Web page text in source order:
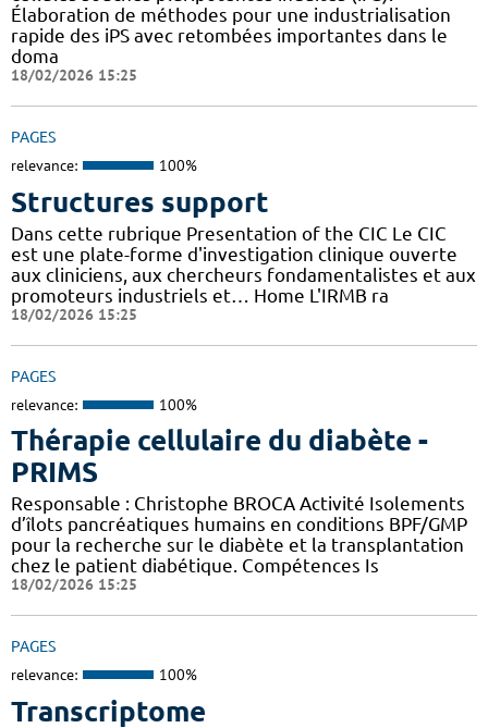
Élaboration de méthodes pour une industrialisation
rapide des iPS avec retombées importantes dans le
doma
18/02/2026 15:25
PAGES
relevance: 100%
Structures support
Dans cette rubrique Presentation of the CIC Le CIC
est une plate-forme d'investigation clinique ouverte
aux cliniciens, aux chercheurs fondamentalistes et aux
promoteurs industriels et… Home L'IRMB ra
18/02/2026 15:25
PAGES
relevance: 100%
Thérapie cellulaire du diabète -
PRIMS
Responsable : Christophe BROCA Activité Isolements
d’îlots pancréatiques humains en conditions BPF/GMP
pour la recherche sur le diabète et la transplantation
chez le patient diabétique. Compétences Is
18/02/2026 15:25
PAGES
relevance: 100%
Transcriptome